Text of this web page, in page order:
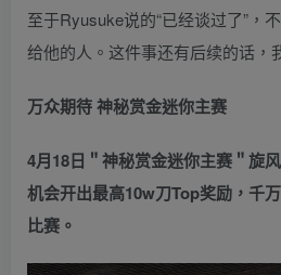
至于Ryusuke说的“已经谈过了”，
给他的人。这件事还有后续的话，
万众期待 神秘赏金迷你主赛
4月18日＂神秘赏金迷你主赛＂旋
机会开出最高10w刀Top奖励，千
比赛。